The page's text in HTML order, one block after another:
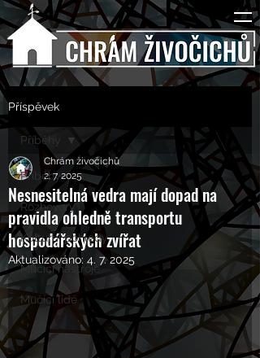
Příspěvek
Příběhy
Rozhovory
Kulturní pohledy
Mučící nástroje
Mučící lidé
Příběhy
Nesnesitelná vedra mají dopad na
pravidla ohledně transportu
hospodářských zvířat
Chrám živočichů
2. 7. 2025
Aktualizováno: 4. 7. 2025